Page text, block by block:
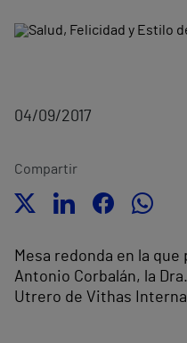
04/09/2017
Compartir
Mesa redonda en la
Antonio Corbalán, la
Utrero de Vithas